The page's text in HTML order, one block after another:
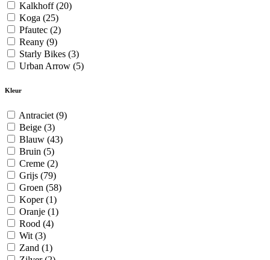
Kalkhoff(20)
Koga (25)
Pfautec (2)
Reany (9)
Starly Bikes (3)
Urban Arrow (5)
Kleur
Antraciet (9)
Beige (3)
Blauw (43)
Bruin (5)
Creme (2)
Grijs (79)
Groen (58)
Koper(1)
Oranje (1)
Rood (4)
Wit (3)
Zand (1)